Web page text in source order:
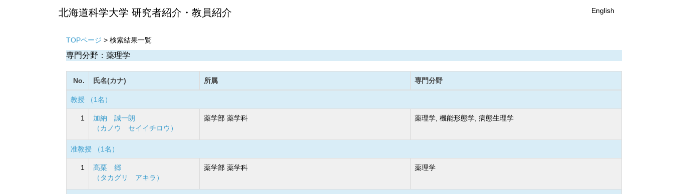
北海道科学大学 研究者紹介・教員紹介 English
TOPページ > 検索結果一覧
専門分野：薬理学
No. 氏名(カナ) 所属 専門分野
教授 （1名）
1
加納 誠一朗
（カノウ セイイチロウ）
薬学部 薬学科 薬理学, 機能形態学, 病態生理学
准教授 （1名）
1
髙栗 郷
（タカグリ アキラ）
薬学部 薬学科 薬理学